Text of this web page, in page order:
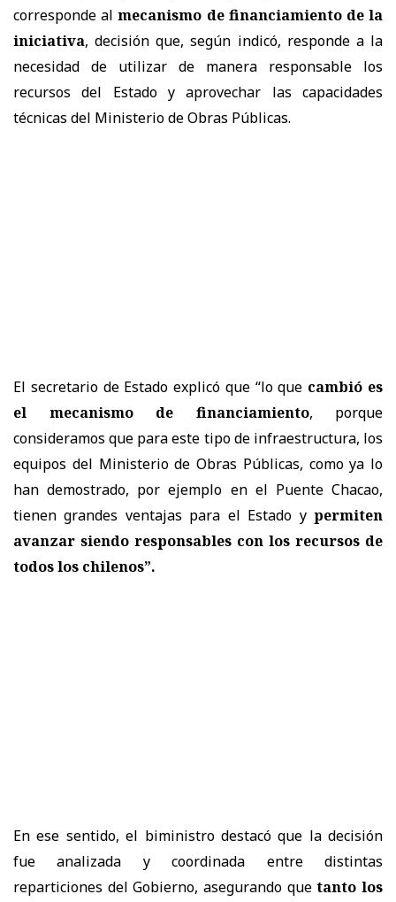
corresponde almecanismo de financiamiento de la
iniciativa, decisión que, según indicó, responde a la
necesidad de utilizar de manera responsable los
recursos del Estado y aprovechar las capacidades
técnicas del Ministerio de Obras Públicas.
El secretario de Estado explicó que “lo que cambió es
el mecanismo de financiamiento, porque
consideramos que para este tipo de infraestructura, los
equipos del Ministerio de Obras Públicas, como ya lo
han demostrado, por ejemplo en el Puente Chacao,
tienen grandes ventajas para el Estado y permiten
avanzar siendo responsables con los recursos de
todos los chilenos”.
En ese sentido, el biministro destacó que la decisión
fue analizada y coordinada entre distintas
reparticiones del Gobierno, asegurando quetanto los